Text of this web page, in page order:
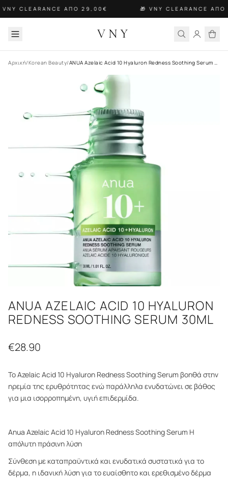
VNY CLEARANCE ΑΠΟ 29,00€ 🎁 VNY CLEARANCE
VNY
Αρχική/Korean Beauty/ ANUA Azelaic Acid 10 Hyaluron Redness Soothing Serum 30ML
ANUA AZELAIC ACID 10 HYALURON
REDNESS SOOTHING SERUM 30ML
€28.90
To Azelaic Acid 10 Hyaluron Redness Soothing Serum βοηθά στην
ηρεμία της ερυθρότητας ενώ παράλληλα ενυδατώνει σε βάθος
για μια ισορροπημένη, υγιή επιδερμίδα.
Anua Azelaic Acid 10 Hyaluron Redness Soothing Serum Η
απόλυτη πράσινη λύση
Σύνθεση με καταπραϋντικά και ενυδατικά συστατικά για το
δέρμα, η ιδανική λύση για το ευαίσθητο και ερεθισμένο δέρμα